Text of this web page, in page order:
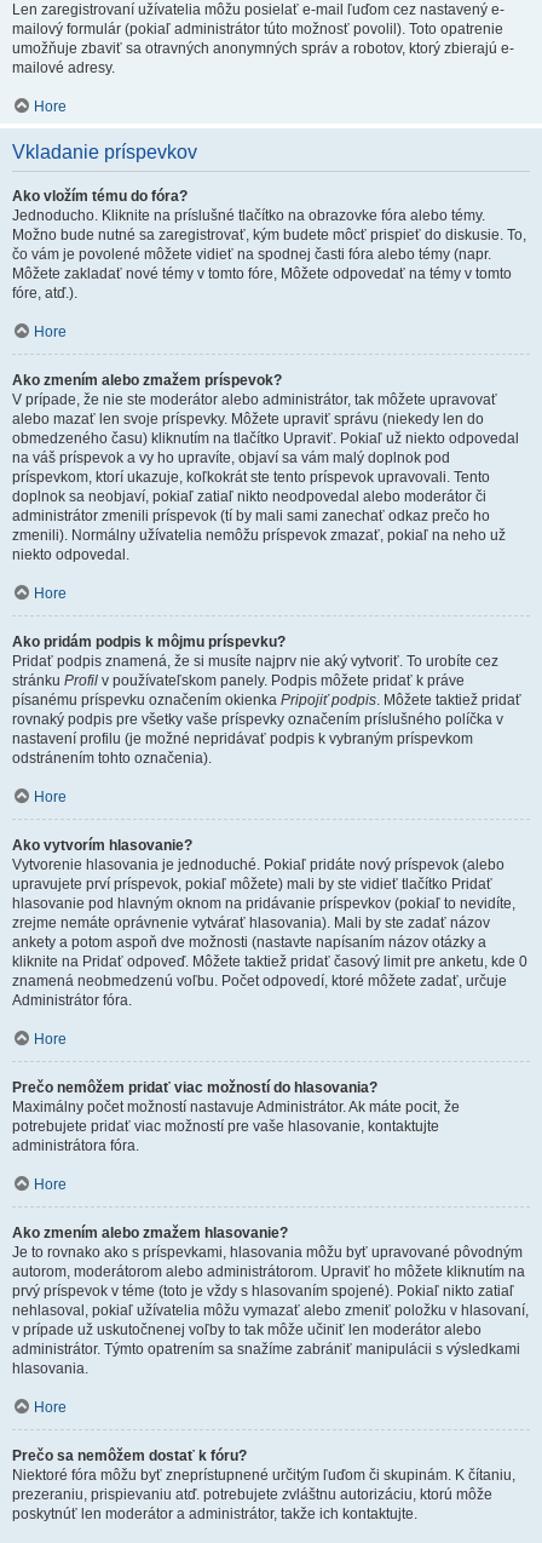
Len zaregistrovaní užívatelia môžu posielať e-mail ľuďom cez nastavený e-
mailový formulár (pokiaľ administrátor túto možnosť povolil). Toto opatrenie
umožňuje zbaviť sa otravných anonymných správ a robotov, ktorý zbierajú e-
mailové adresy.
Hore
Vkladanie príspevkov
Ako vložím tému do fóra?
Jednoducho. Kliknite na príslušné tlačítko na obrazovke fóra alebo témy.
Možno bude nutné sa zaregistrovať, kým budete môcť prispieť do diskusie. To,
čo vám je povolené môžete vidieť na spodnej časti fóra alebo témy (napr.
Môžete zakladať nové témy v tomto fóre, Môžete odpovedať na témy v tomto
fóre, atď.).
Hore
Ako zmením alebo zmažem príspevok?
V prípade, že nie ste moderátor alebo administrátor, tak môžete upravovať
alebo mazať len svoje príspevky. Môžete upraviť správu (niekedy len do
obmedzeného času) kliknutím na tlačítko Upraviť. Pokiaľ už niekto odpovedal
na váš príspevok a vy ho upravíte, objaví sa vám malý doplnok pod
príspevkom, ktorí ukazuje, koľkokrát ste tento príspevok upravovali. Tento
doplnok sa neobjaví, pokiaľ zatiaľ nikto neodpovedal alebo moderátor či
administrátor zmenili príspevok (tí by mali sami zanechať odkaz prečo ho
zmenili). Normálny užívatelia nemôžu príspevok zmazať, pokiaľ na neho už
niekto odpovedal.
Hore
Ako pridám podpis k môjmu príspevku?
Pridať podpis znamená, že si musíte najprv nie aký vytvoriť. To urobíte cez
stránku Profil v používateľskom panely. Podpis môžete pridať k práve
písanému príspevku označením okienka Pripojiť podpis. Môžete taktiež pridať
rovnaký podpis pre všetky vaše príspevky označením príslušného políčka v
nastavení profilu (je možné nepridávať podpis k vybraným príspevkom
odstránením tohto označenia).
Hore
Ako vytvorím hlasovanie?
Vytvorenie hlasovania je jednoduché. Pokiaľ pridáte nový príspevok (alebo
upravujete prví príspevok, pokiaľ môžete) mali by ste vidieť tlačítko Pridať
hlasovanie pod hlavným oknom na pridávanie príspevkov (pokiaľ to nevidíte,
zrejme nemáte oprávnenie vytvárať hlasovania). Mali by ste zadať názov
ankety a potom aspoň dve možnosti (nastavte napísaním názov otázky a
kliknite na Pridať odpoveď. Môžete taktiež pridať časový limit pre anketu, kde 0
znamená neobmedzenú voľbu. Počet odpovedí, ktoré môžete zadať, určuje
Administrátor fóra.
Hore
Prečo nemôžem pridať viac možností do hlasovania?
Maximálny počet možností nastavuje Administrátor. Ak máte pocit, že
potrebujete pridať viac možností pre vaše hlasovanie, kontaktujte
administrátora fóra.
Hore
Ako zmením alebo zmažem hlasovanie?
Je to rovnako ako s príspevkami, hlasovania môžu byť upravované pôvodným
autorom, moderátorom alebo administrátorom. Upraviť ho môžete kliknutím na
prvý príspevok v téme (toto je vždy s hlasovaním spojené). Pokiaľ nikto zatiaľ
nehlasoval, pokiaľ užívatelia môžu vymazať alebo zmeniť položku v hlasovaní,
v prípade už uskutočnenej voľby to tak môže učiniť len moderátor alebo
administrátor. Týmto opatrením sa snažíme zabrániť manipulácii s výsledkami
hlasovania.
Hore
Prečo sa nemôžem dostať k fóru?
Niektoré fóra môžu byť zneprístupnené určitým ľuďom či skupinám. K čítaniu,
prezeraniu, prispievaniu atď. potrebujete zvláštnu autorizáciu, ktorú môže
poskytnúť len moderátor a administrátor, takže ich kontaktujte.